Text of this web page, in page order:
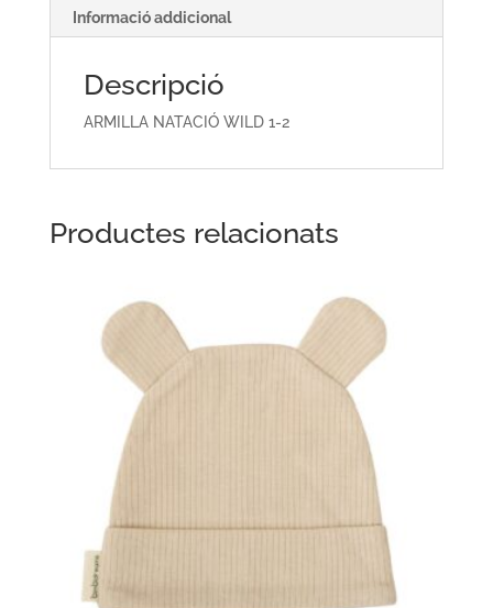
Informació addicional
Descripció
ARMILLA NATACIÓ WILD 1-2
Productes relacionats